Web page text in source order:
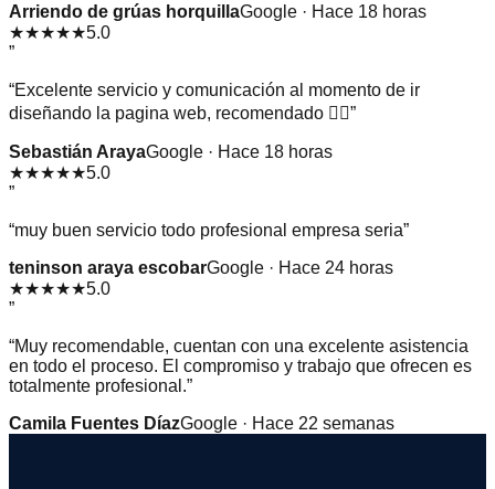
Arriendo de grúas horquillaGoogle · Hace 18 horas
★★★★★5.0
”
“Excelente servicio y comunicación al momento de ir
diseñando la pagina web, recomendado 👌🏻”
Sebastián ArayaGoogle · Hace 18 horas
★★★★★5.0
”
“muy buen servicio todo profesional empresa seria”
teninson araya escobarGoogle · Hace 24 horas
★★★★★5.0
”
“Muy recomendable, cuentan con una excelente asistencia
en todo el proceso. El compromiso y trabajo que ofrecen es
totalmente profesional.”
Camila Fuentes DíazGoogle · Hace 22 semanas